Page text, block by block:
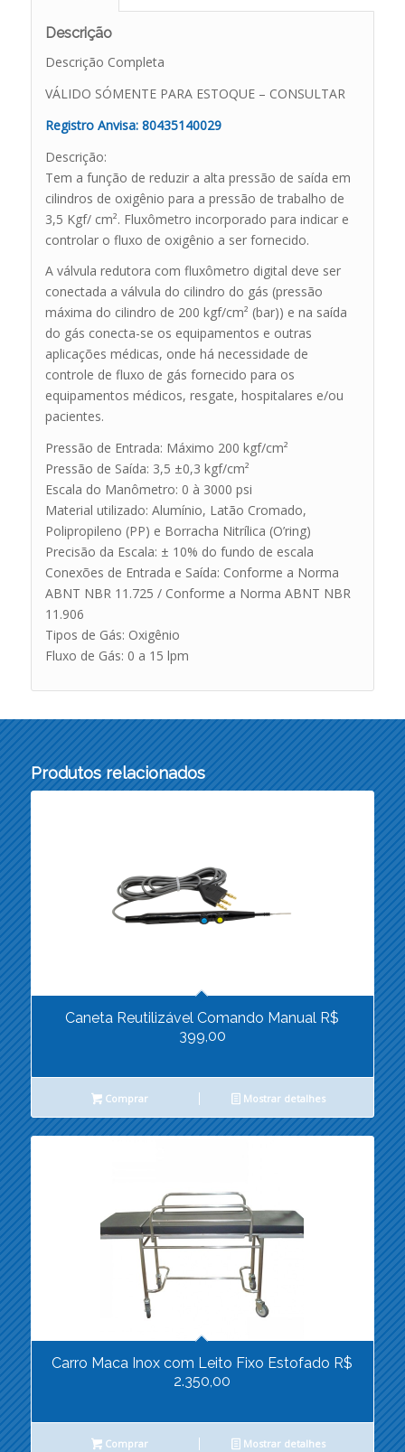
Descrição
Descrição Completa
VÁLIDO SÓMENTE PARA ESTOQUE – CONSULTAR
Registro Anvisa: 80435140029
Descrição:
Tem a função de reduzir a alta pressão de saída em
cilindros de oxigênio para a pressão de trabalho de
3,5 Kgf/ cm². Fluxômetro incorporado para indicar e
controlar o fluxo de oxigênio a ser fornecido.
A válvula redutora com fluxômetro digital deve ser
conectada a válvula do cilindro do gás (pressão
máxima do cilindro de 200 kgf/cm² (bar)) e na saída
do gás conecta-se os equipamentos e outras
aplicações médicas, onde há necessidade de
controle de fluxo de gás fornecido para os
equipamentos médicos, resgate, hospitalares e/ou
pacientes.
Pressão de Entrada: Máximo 200 kgf/cm²
Pressão de Saída: 3,5 ±0,3 kgf/cm²
Escala do Manômetro: 0 à 3000 psi
Material utilizado: Alumínio, Latão Cromado,
Polipropileno (PP) e Borracha Nitrílica (O’ring)
Precisão da Escala: ± 10% do fundo de escala
Conexões de Entrada e Saída: Conforme a Norma
ABNT NBR 11.725 / Conforme a Norma ABNT NBR
11.906
Tipos de Gás: Oxigênio
Fluxo de Gás: 0 a 15 lpm
Produtos relacionados
Caneta Reutilizável Comando Manual R$
399,00
Comprar Mostrar detalhes
Carro Maca Inox com Leito Fixo Estofado R$
2.350,00
Comprar Mostrar detalhes